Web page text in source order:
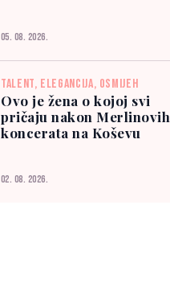
05. 08. 2026.
TALENT, ELEGANCIJA, OSMIJEH
Ovo je žena o kojoj svi
pričaju nakon Merlinovih
koncerata na Koševu
02. 08. 2026.